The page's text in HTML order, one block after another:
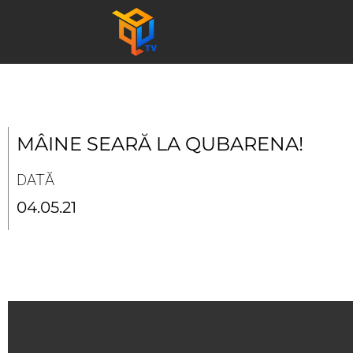
MÂINE SEARĂ LA QUBARENA!
DATĂ
04.05.21